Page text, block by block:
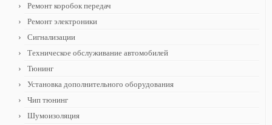
Ремонт коробок передач
Ремонт электроники
Сигнализации
Техническое обслуживание автомобилей
Тюнинг
Установка дополнительного оборудования
Чип тюнинг
Шумоизоляция